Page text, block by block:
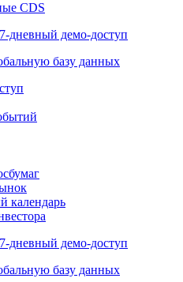
свопы
CDS
7-дневный
базу данных